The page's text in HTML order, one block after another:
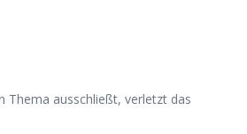
Thema ausschließt, verletzt das